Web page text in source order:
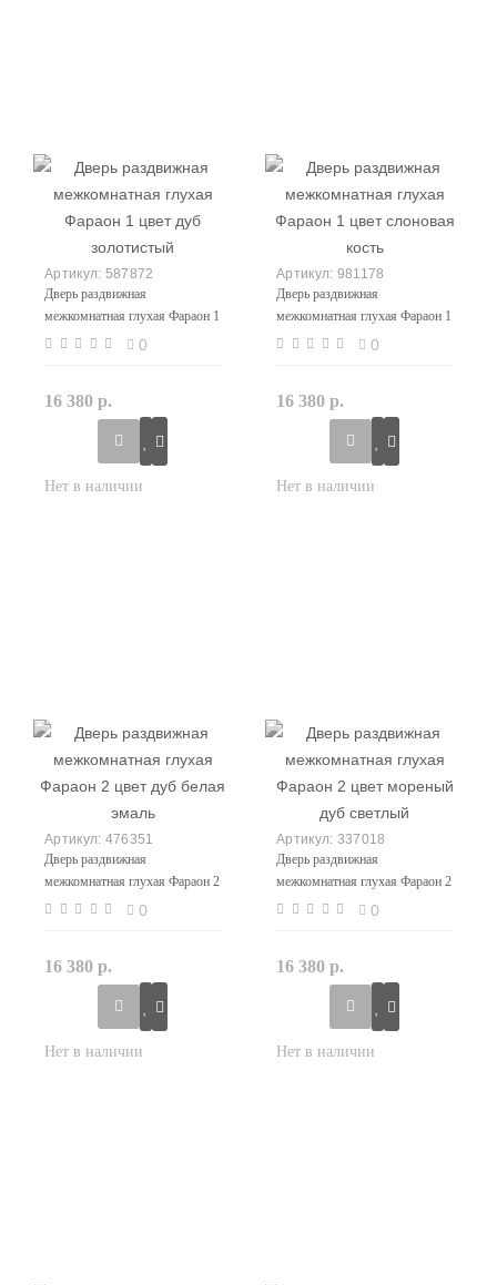
587872
Дверь раздвижная
межкомнатная глухая Фараон 1
цвет дуб золотистый
0
16 380 р.
981178
Дверь раздвижная
межкомнатная глухая Фараон 1
цвет слоновая кость
0
16 380 р.
476351
Дверь раздвижная
межкомнатная глухая Фараон 2
цвет дуб белая эмаль
0
16 380 р.
337018
Дверь раздвижная
межкомнатная глухая Фараон 2
цвет мореный дуб светлый
0
16 380 р.